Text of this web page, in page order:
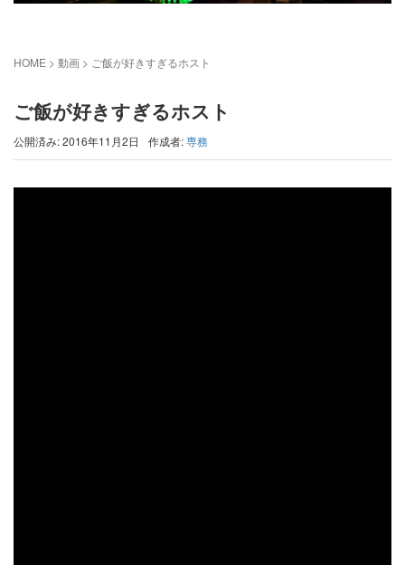
HOME > 動画 > ご飯が好きすぎるホスト
ご飯が好きすぎるホスト
公開済み: 2016年11月2日 作成者:専務